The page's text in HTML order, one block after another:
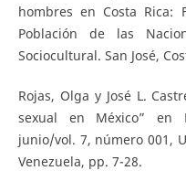
hombres en Costa Rica:
Población de las
Sociocultural. San José,
Rojas, Olga y José L.
sexual en México” en
junio/vol. 7, número 001,
Venezuela, pp. 7-28.